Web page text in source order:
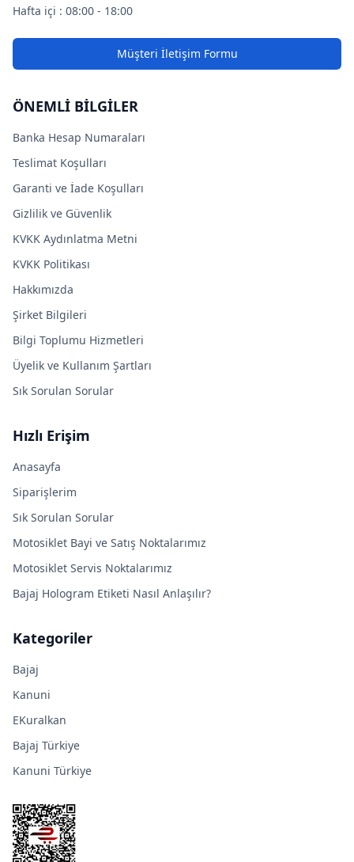
Hafta içi : 08:00 - 18:00
Müşteri İletişim Formu
ÖNEMLİ BİLGİLER
Banka Hesap Numaraları
Teslimat Koşulları
Garanti ve İade Koşulları
Gizlilik ve Güvenlik
KVKK Aydınlatma Metni
KVKK Politikası
Hakkımızda
Şirket Bilgileri
Bilgi Toplumu Hizmetleri
Üyelik ve Kullanım Şartları
Sık Sorulan Sorular
Hızlı Erişim
Anasayfa
Siparişlerim
Sık Sorulan Sorular
Motosiklet Bayi ve Satış Noktalarımız
Motosiklet Servis Noktalarımız
Bajaj Hologram Etiketi Nasıl Anlaşılır?
Kategoriler
Bajaj
Kanuni
EKuralkan
Bajaj Türkiye
Kanuni Türkiye